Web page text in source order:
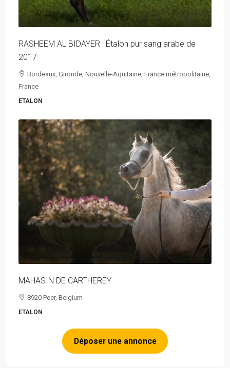
RASHEEM AL BIDAYER : Étalon pur sang arabe de
2017
Bordeaux, Gironde, Nouvelle-Aquitaine, France métropolitaine,
France
ETALON
MAHASIN DE CARTHEREY
8920 Peer, Belgium
ETALON
Déposer une annonce